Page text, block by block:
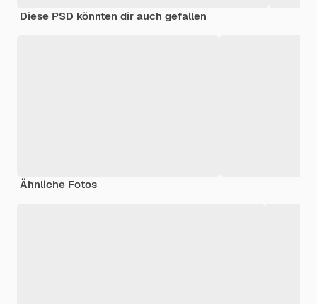
Diese PSD könnten dir auch gefallen
Ähnliche Fotos